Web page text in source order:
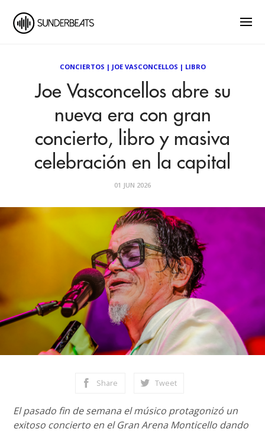
CONCIERTOS | JOE VASCONCELLOS | LIBRO
Joe Vasconcellos abre su
nueva era con gran
concierto, libro y masiva
celebración en la capital
01 JUN 2026
Share Tweet
El pasado fin de semana el músico protagonizó un
exitoso concierto en el Gran Arena Monticello dando